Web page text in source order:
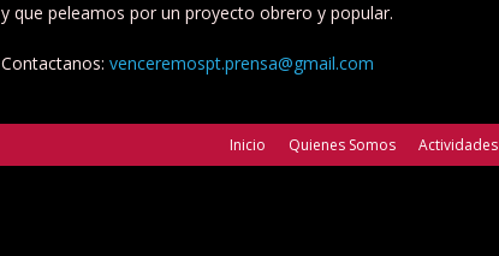
y que peleamos por un proyecto obrero y popular.
Contactanos: venceremospt.prensa@gmail.com
Inicio Quienes Somos Actividades